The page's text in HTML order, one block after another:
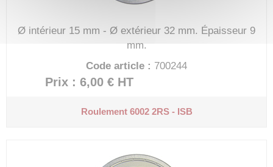
Ø intérieur 15 mm - Ø extérieur 32 mm. Épaisseur 9
mm.
Code article : 700244
Prix : 6,00 € HT
Roulement 6002 2RS - ISB